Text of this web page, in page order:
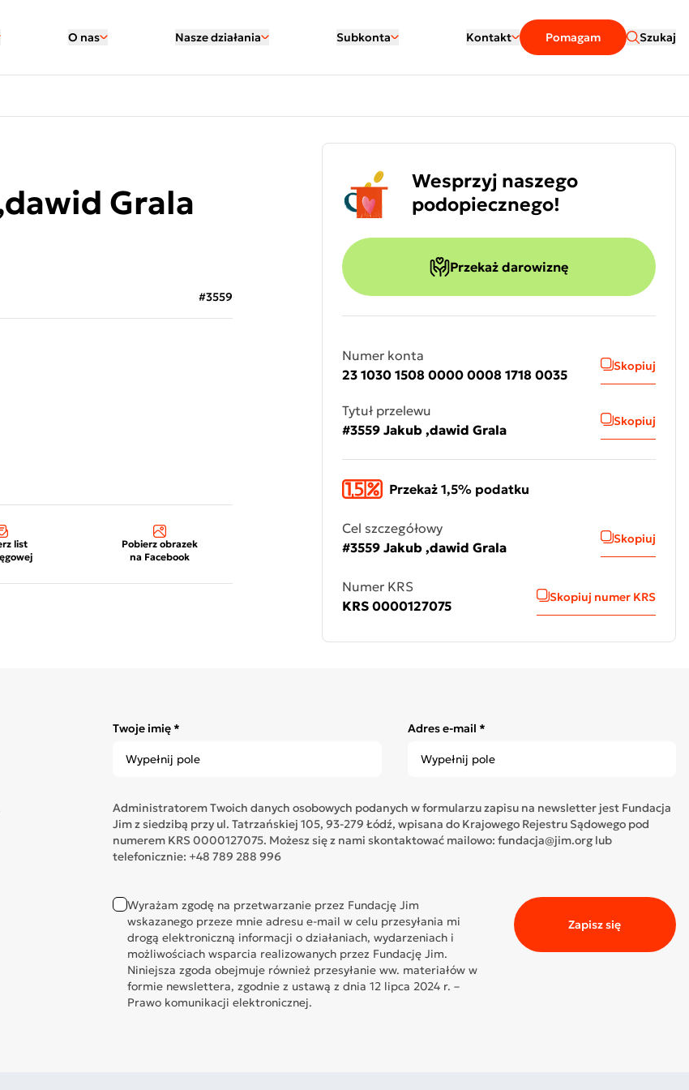
O nas Nasze działania Subkonta Kontakt Pomagam Szukaj
Grala
#3559
list
Pobierz obrazek
na Facebook
Wesprzyj naszego
podopiecznego!
Przekaż darowiznę
Numer konta
23 1030 1508 0000 0008 1718 0035
Skopiuj
Tytuł przelewu
#3559 Jakub ,dawid Grala
Skopiuj
Przekaż 1,5% podatku
Cel szczegółowy
#3559 Jakub ,dawid Grala
Skopiuj
Numer KRS
KRS 0000127075
Skopiuj numer KRS
Twoje imię * Adres e-mail *
Administratorem Twoich danych osobowych podanych w formularzu zapisu na newsletter jest Fundacja
Jim z siedzibą przy ul. Tatrzańskiej 105, 93-279 Łódź, wpisana do Krajowego Rejestru Sądowego pod
numerem KRS 0000127075. Możesz się z nami skontaktować mailowo: fundacja@jim.org lub
telefonicznie: +48 789 288 996
Wyrażam zgodę na przetwarzanie przez Fundację Jim
wskazanego przeze mnie adresu e-mail w celu przesyłania mi
drogą elektroniczną informacji o działaniach, wydarzeniach i
możliwościach wsparcia realizowanych przez Fundację Jim.
Niniejsza zgoda obejmuje również przesyłanie ww. materiałów w
formie newslettera, zgodnie z ustawą z dnia 12 lipca 2024 r. –
Prawo komunikacji elektronicznej.
Zapisz się